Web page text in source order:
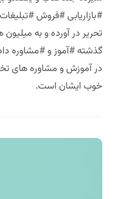
#بازاریابی #فروش
در آموزش و مشاوره های
خوب ایشان است.